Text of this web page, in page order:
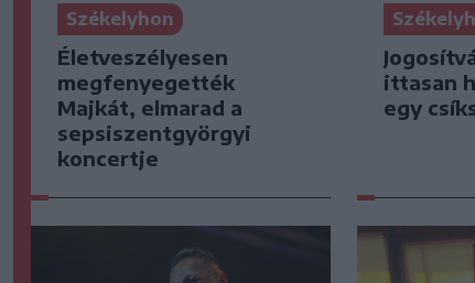
Székelyhon
Életveszélyesen
megfenyegették
Majkát, elmarad a
sepsiszentgyörgyi
koncertje
ittasan
egy